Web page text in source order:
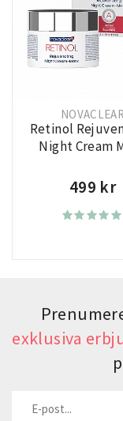
NOVACLEAR
Retinol
Night Cream
499 kr
exklusiva